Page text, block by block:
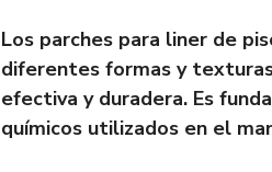
Los parches para liner de
diferentes formas y
efectiva y duradera. Es
químicos utilizados en el